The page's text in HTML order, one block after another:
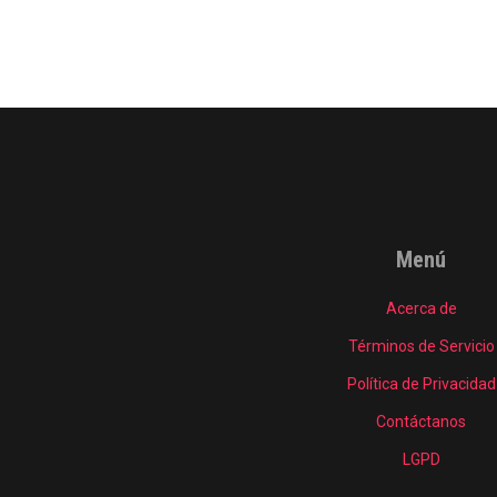
Menú
Acerca de
Términos de Servicio
Política de Privacidad
Contáctanos
LGPD